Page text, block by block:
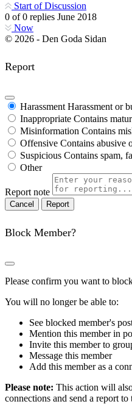
Start of Discussion
0 of0 replies June 2018
Now
© 2026 - Den Goda Sidan
Report
Harassment Harassment or
Inappropriate Contains
Misinformation Contains
Offensive Contains abusive
Suspicious Contains spam,
Other
Report note
Report
Block Member?
Please confirm you want to
You will no longer be able to:
See blocked member's
Mention this member in
Invite this member to
Message this member
Add this member as a
Please note: This action will
connections and send a report